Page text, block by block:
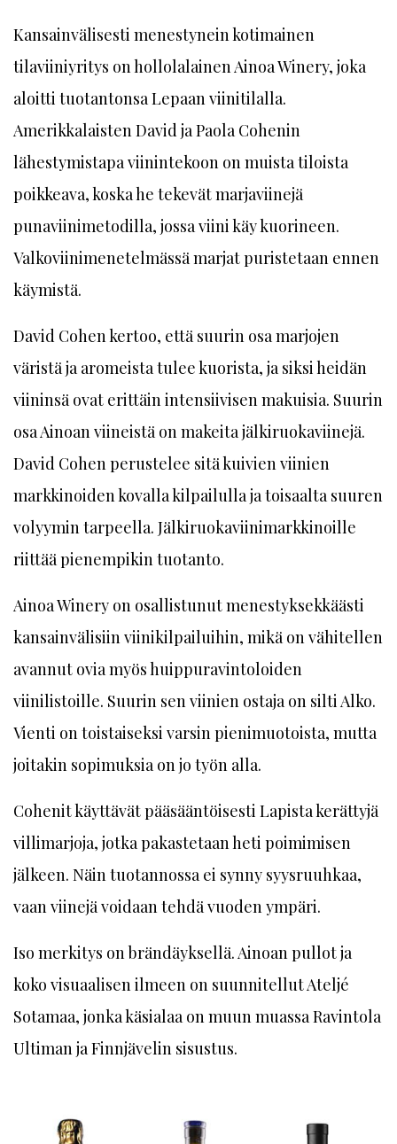
Kansainvälisesti menestynein kotimainen
tilaviiniyritys on hollolalainen Ainoa Winery, joka
aloitti tuotantonsa Lepaan viinitilalla.
Amerikkalaisten David ja Paola Cohenin
lähestymistapa viinintekoon on muista tiloista
poikkeava, koska he tekevät marjaviinejä
punaviinimetodilla, jossa viini käy kuorineen.
Valkoviinimenetelmässä marjat puristetaan ennen
käymistä.
David Cohen kertoo, että suurin osa marjojen
väristä ja aromeista tulee kuorista, ja siksi heidän
viininsä ovat erittäin intensiivisen makuisia. Suurin
osa Ainoan viineistä on makeita jälkiruokaviinejä.
David Cohen perustelee sitä kuivien viinien
markkinoiden kovalla kilpailulla ja toisaalta suuren
volyymin tarpeella. Jälkiruokaviinimarkkinoille
riittää pienempikin tuotanto.
Ainoa Winery on osallistunut menestyksekkäästi
kansainvälisiin viinikilpailuihin, mikä on vähitellen
avannut ovia myös huippuravintoloiden
viinilistoille. Suurin sen viinien ostaja on silti Alko.
Vienti on toistaiseksi varsin pienimuotoista, mutta
joitakin sopimuksia on jo työn alla.
Cohenit käyttävät pääsääntöisesti Lapista kerättyjä
villimarjoja, jotka pakastetaan heti poimimisen
jälkeen. Näin tuotannossa ei synny syysruuhkaa,
vaan viinejä voidaan tehdä vuoden ympäri.
Iso merkitys on brändäyksellä. Ainoan pullot ja
koko visuaalisen ilmeen on suunnitellut Ateljé
Sotamaa, jonka käsialaa on muun muassa Ravintola
Ultiman ja Finnjävelin sisustus.